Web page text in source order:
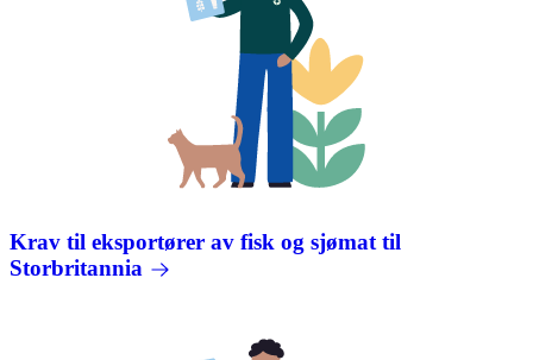
Krav til eksportører av fisk og sjømat til
Storbritannia